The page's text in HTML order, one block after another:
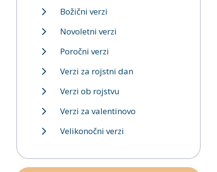
Božični verzi
Novoletni verzi
Poročni verzi
Verzi za rojstni dan
Verzi ob rojstvu
Verzi za valentinovo
Velikonočni verzi